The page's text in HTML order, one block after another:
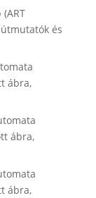
és
ábra,
ábra,
ábra,